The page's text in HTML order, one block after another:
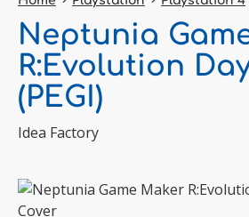
Neptunia
R:Evolution
(PEGI)
Idea Factory
Bildergalerie überspringen